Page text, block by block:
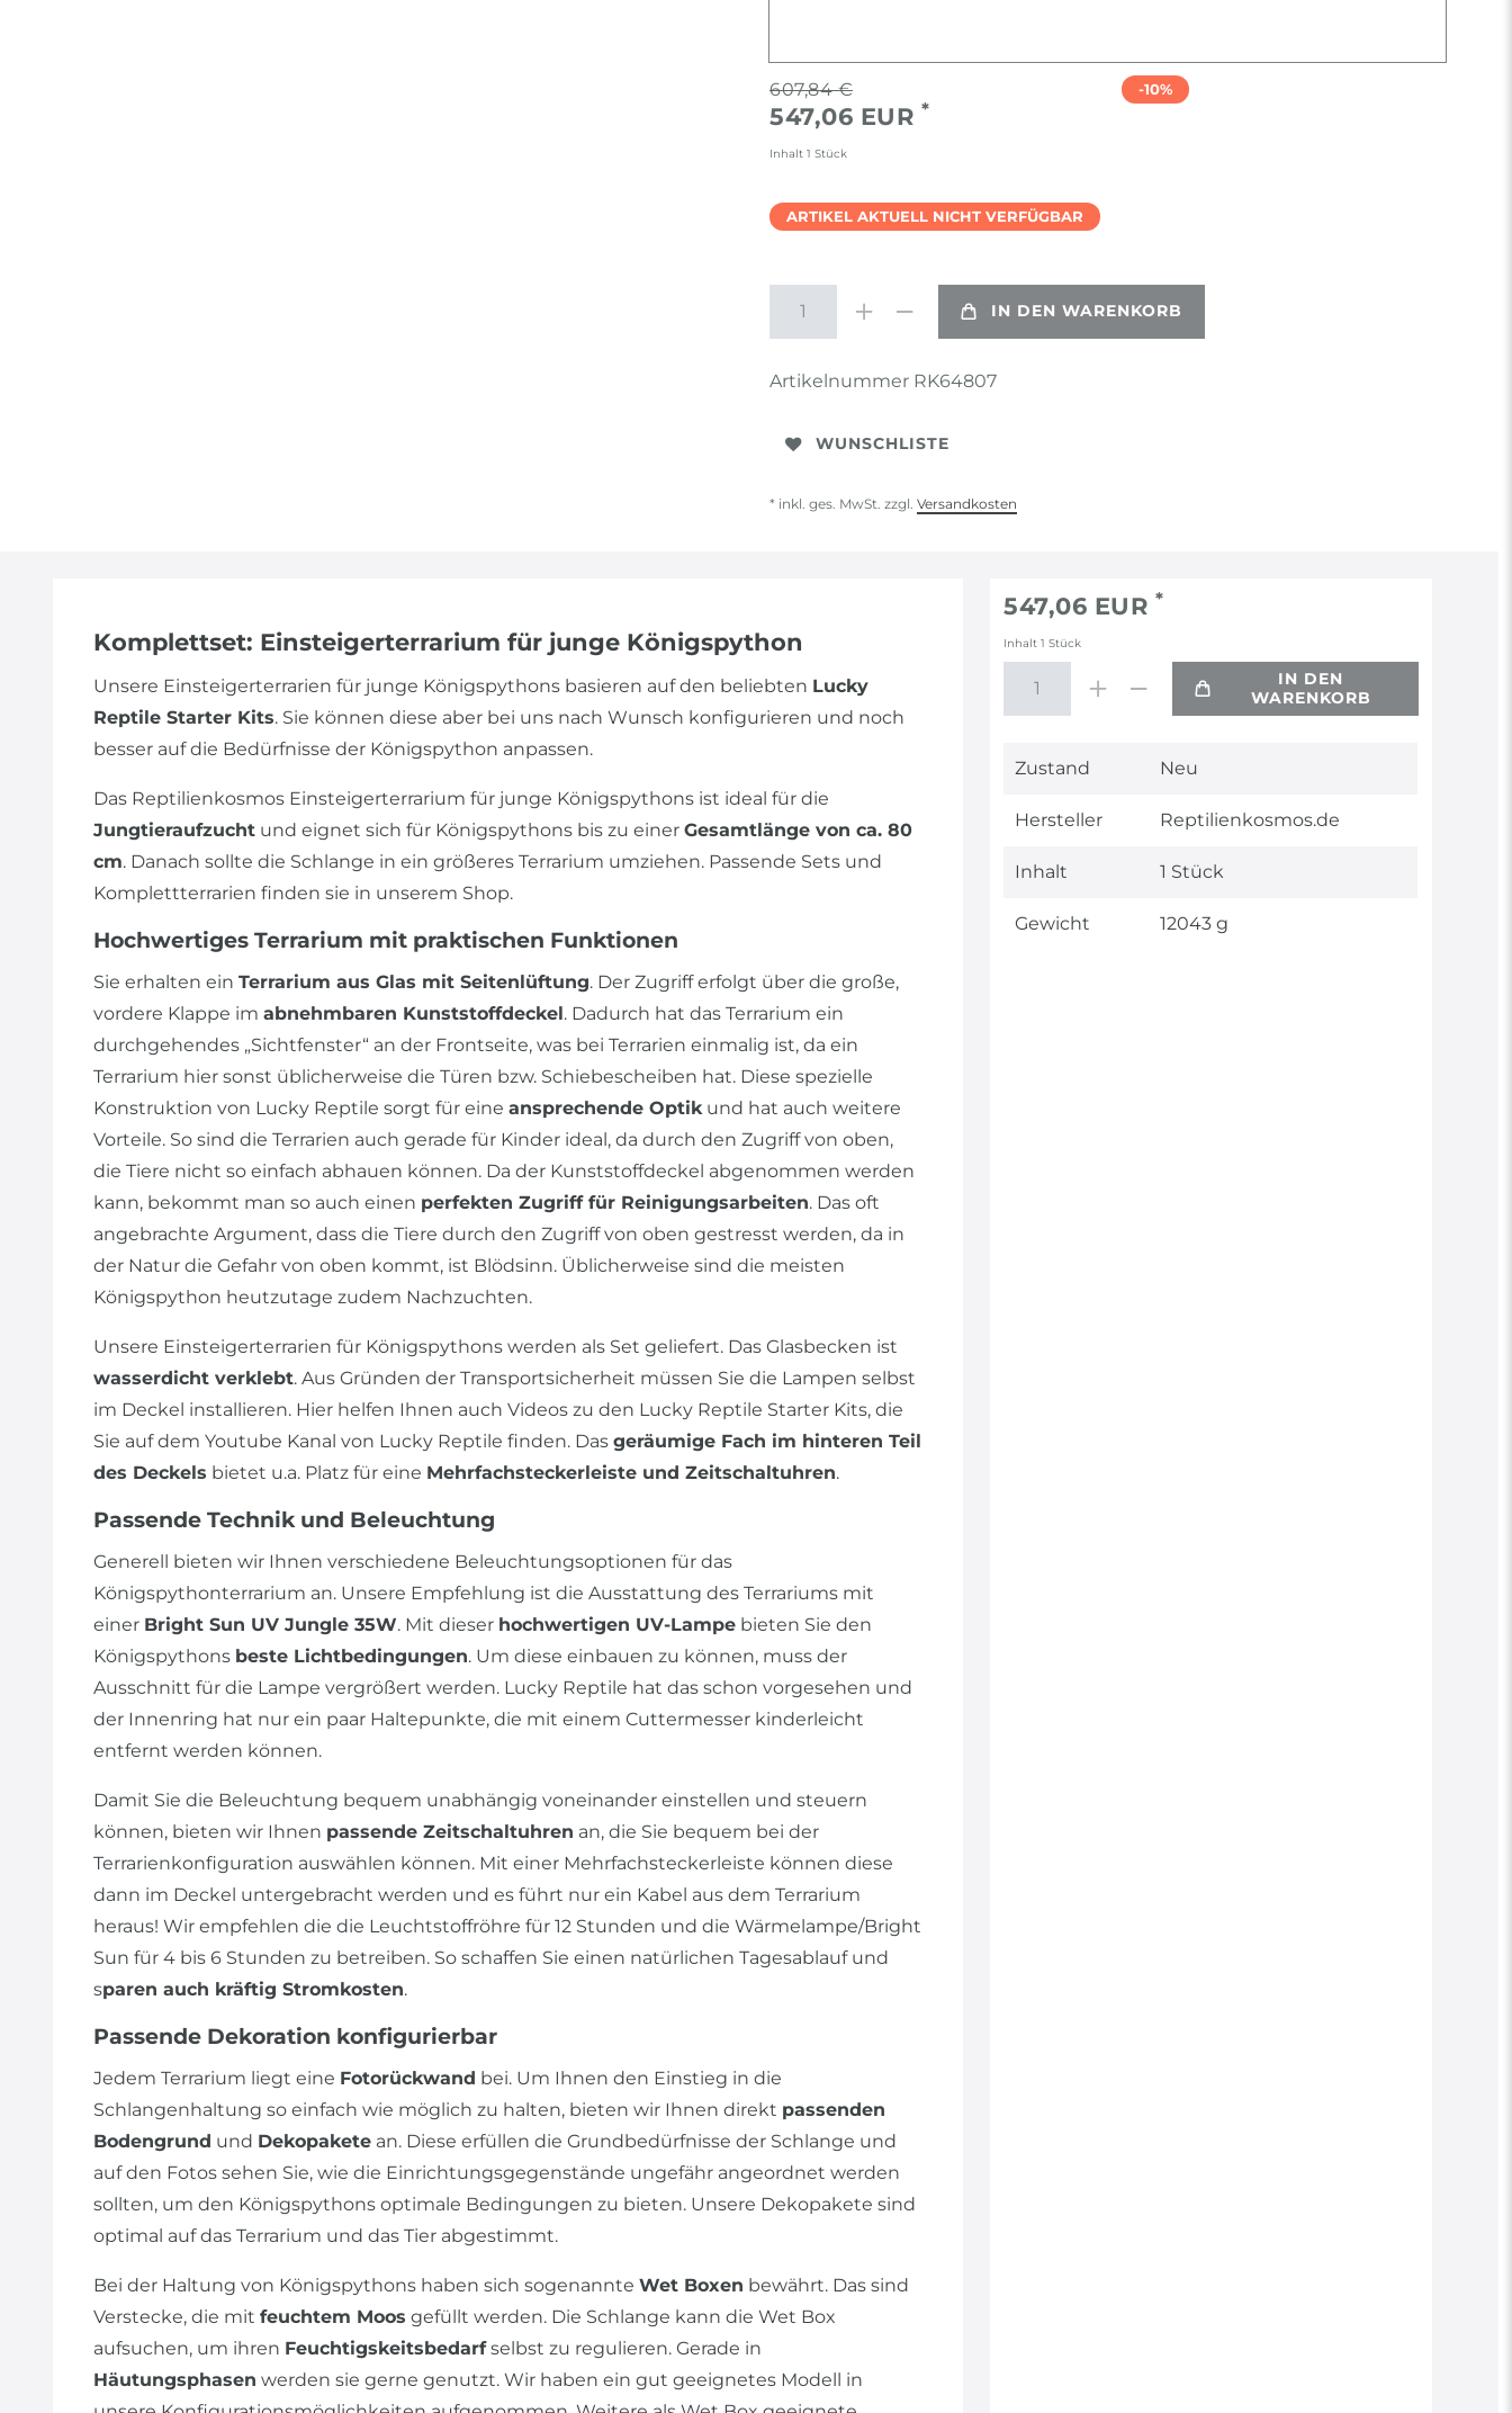
607,84 €
547,06 EUR *
Inhalt 1 Stück
-10%
ARTIKEL AKTUELL NICHT VERFÜGBAR
IN DEN WARENKORB
Artikelnummer RK64807
WUNSCHLISTE
* inkl. ges. MwSt. zzgl. Versandkosten
Komplettset: Einsteigerterrarium für junge Königspython
Unsere Einsteigerterrarien für junge Königspythons basieren auf den beliebten Lucky
Reptile Starter Kits. Sie können diese aber bei uns nach Wunsch konfigurieren und noch
besser auf die Bedürfnisse der Königspython anpassen.
Das Reptilienkosmos Einsteigerterrarium für junge Königspythons ist ideal für die
Jungtieraufzucht und eignet sich für Königspythons bis zu einer Gesamtlänge von ca. 80
cm. Danach sollte die Schlange in ein größeres Terrarium umziehen. Passende Sets und
Komplettterrarien finden sie in unserem Shop.
Hochwertiges Terrarium mit praktischen Funktionen
Sie erhalten ein Terrarium aus Glas mit Seitenlüftung. Der Zugriff erfolgt über die große,
vordere Klappe im abnehmbaren Kunststoffdeckel. Dadurch hat das Terrarium ein
durchgehendes „Sichtfenster“ an der Frontseite, was bei Terrarien einmalig ist, da ein
Terrarium hier sonst üblicherweise die Türen bzw. Schiebescheiben hat. Diese spezielle
Konstruktion von Lucky Reptile sorgt für eine ansprechende Optikund hat auch weitere
Vorteile. So sind die Terrarien auch gerade für Kinder ideal, da durch den Zugriff von oben,
die Tiere nicht so einfach abhauen können. Da der Kunststoffdeckel abgenommen werden
kann, bekommt man so auch einen perfekten Zugriff für Reinigungsarbeiten. Das oft
angebrachte Argument, dass die Tiere durch den Zugriff von oben gestresst werden, da in
der Natur die Gefahr von oben kommt, ist Blödsinn. Üblicherweise sind die meisten
Königspython heutzutage zudem Nachzuchten.
Unsere Einsteigerterrarien für Königspythons werden als Set geliefert. Das Glasbecken ist
wasserdicht verklebt. Aus Gründen der Transportsicherheit müssen Sie die Lampen selbst
im Deckel installieren. Hier helfen Ihnen auch Videos zu den Lucky Reptile Starter Kits, die
Sie auf dem Youtube Kanal von Lucky Reptile finden. Das geräumige Fach im hinteren Teil
des Deckels bietet u.a. Platz für eine Mehrfachsteckerleiste und Zeitschaltuhren.
Passende Technik und Beleuchtung
Generell bieten wir Ihnen verschiedene Beleuchtungsoptionen für das
Königspythonterrarium an. Unsere Empfehlung ist die Ausstattung des Terrariums mit
einer Bright Sun UV Jungle 35W. Mit dieser hochwertigen UV-Lampe bieten Sie den
Königspythons beste Lichtbedingungen. Um diese einbauen zu können, muss der
Ausschnitt für die Lampe vergrößert werden. Lucky Reptile hat das schon vorgesehen und
der Innenring hat nur ein paar Haltepunkte, die mit einem Cuttermesser kinderleicht
entfernt werden können.
Damit Sie die Beleuchtung bequem unabhängig voneinander einstellen und steuern
können, bieten wir Ihnen passende Zeitschaltuhren an, die Sie bequem bei der
Terrarienkonfiguration auswählen können. Mit einer Mehrfachsteckerleiste können diese
dann im Deckel untergebracht werden und es führt nur ein Kabel aus dem Terrarium
heraus! Wir empfehlen die die Leuchtstoffröhre für 12 Stunden und die Wärmelampe/Bright
Sun für 4 bis 6 Stunden zu betreiben. So schaffen Sie einen natürlichen Tagesablauf und
sparen auch kräftig Stromkosten.
Passende Dekoration konfigurierbar
Jedem Terrarium liegt eine Fotorückwand bei. Um Ihnen den Einstieg in die
Schlangenhaltung so einfach wie möglich zu halten, bieten wir Ihnen direkt passenden
Bodengrund und Dekopakete an. Diese erfüllen die Grundbedürfnisse der Schlange und
auf den Fotos sehen Sie, wie die Einrichtungsgegenstände ungefähr angeordnet werden
sollten, um den Königspythons optimale Bedingungen zu bieten. Unsere Dekopakete sind
optimal auf das Terrarium und das Tier abgestimmt.
Bei der Haltung von Königspythons haben sich sogenannte Wet Boxen bewährt. Das sind
Verstecke, die mit feuchtem Moos gefüllt werden. Die Schlange kann die Wet Box
aufsuchen, um ihren Feuchtigskeitsbedarfselbst zu regulieren. Gerade in
Häutungsphasen werden sie gerne genutzt. Wir haben ein gut geeignetes Modell in
547,06 EUR *
Inhalt1Stück
IN DEN
WARENKORB
Technisches
Wert
Zustand Neu
Hersteller Reptilienkosmos.de
Inhalt 1 Stück
Gewicht 12043 g